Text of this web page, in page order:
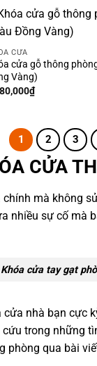
CỬA
cửa gỗ thông
Vàng)
₫
1 2 3
CỬA
mà không
nhiều sự cố mà
Khóa cửa tay gạt
nhà bạn cực
trong những
phòng qua bài